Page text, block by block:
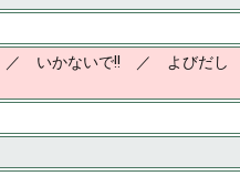
いかないで!! ／ よびだし